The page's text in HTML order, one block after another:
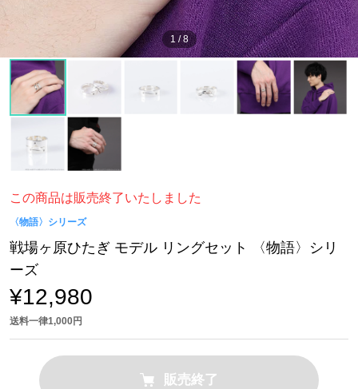
1 /8
この商品は販売終了いたしました
〈物語〉シリーズ
戦場ヶ原ひたぎ モデル リングセット 〈物語〉シリ
ーズ
¥12,980
送料一律1,000円
販売終了